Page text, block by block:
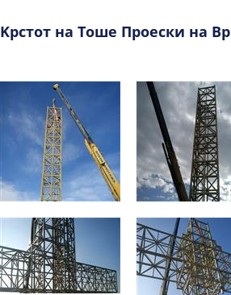
Kрстот на Тоше Проески на